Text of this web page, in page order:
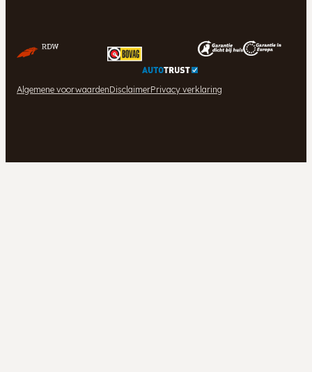
Algemene voorwaardenDisclaimerPrivacy verklaring